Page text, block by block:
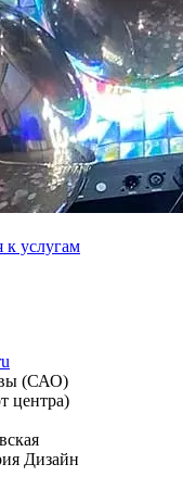
к услугам
(САО)
центра)
Дизайн